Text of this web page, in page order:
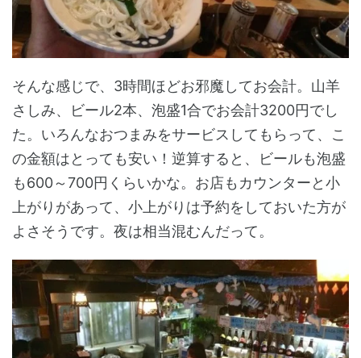
そんな感じで、3時間ほどお邪魔してお会計。山羊
さしみ、ビール2本、泡盛1合でお会計3200円でし
た。いろんなおつまみをサービスしてもらって、こ
の金額はとっても安い！逆算すると、ビールも泡盛
も600～700円くらいかな。お店もカウンターと小
上がりがあって、小上がりは予約をしておいた方が
よさそうです。夜は相当混むんだって。